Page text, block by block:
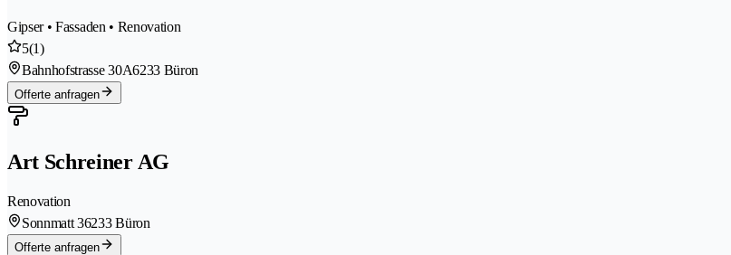
Gipser • Fassaden • Renovation
5(1)
Bahnhofstrasse 30A6233 Büron
Offerte anfragen
Art Schreiner AG
Renovation
Sonnmatt 36233 Büron
Offerte anfragen